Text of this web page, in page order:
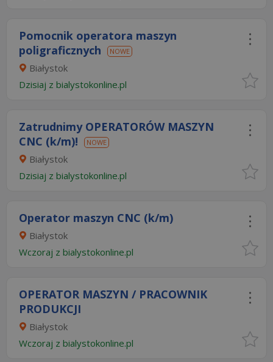
Pomocnik operatora maszyn
poligraficznych
NOWE
Białystok
Dzisiaj z bialystokonline.pl
Zatrudnimy OPERATORÓW MASZYN
CNC (k/m)!
NOWE
Białystok
Dzisiaj z bialystokonline.pl
Operator maszyn CNC (k/m)
Białystok
Wczoraj z bialystokonline.pl
OPERATOR MASZYN / PRACOWNIK
PRODUKCJI
Białystok
Wczoraj z bialystokonline.pl